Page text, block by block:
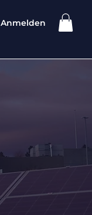
Anmelden